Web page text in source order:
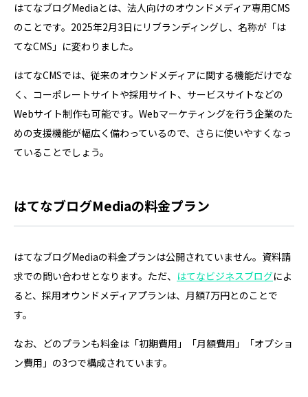
はてなブログMediaとは、法人向けのオウンドメディア専用CMS
のことです。2025年2月3日にリブランディングし、名称が「は
てなCMS」に変わりました。
はてなCMSでは、従来のオウンドメディアに関する機能だけでな
く、コーポレートサイトや採用サイト、サービスサイトなどの
Webサイト制作も可能です。Webマーケティングを行う企業のた
めの支援機能が幅広く備わっているので、さらに使いやすくなっ
ていることでしょう。
はてなブログMediaの料金プラン
はてなブログMediaの料金プランは公開されていません。資料請
求での問い合わせとなります。ただ、 はてなビジネスブログによ
ると、採用オウンドメディアプランは、月額7万円とのことで
す。
なお、どのプランも料金は「初期費用」「月額費用」「オプショ
ン費用」の3つで構成されています。